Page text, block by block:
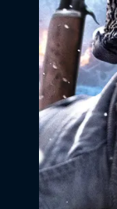
Жанр
В прокате